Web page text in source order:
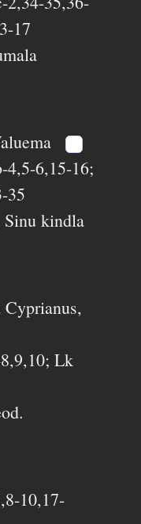
17
4,5-6,15-16;
35
Sinu kindla
Lk
10,17-